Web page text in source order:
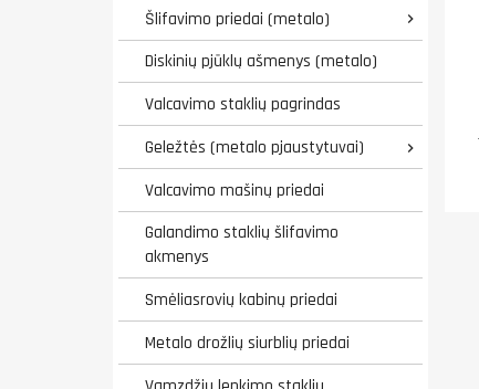
Šlifavimo priedai (metalo) 
Diskinių pjūklų ašmenys (metalo)
Valcavimo staklių pagrindas
Geležtės (metalo pjaustytuvai)

Valcavimo mašinų priedai
Galandimo staklių šlifavimo
akmenys
Smėliasrovių kabinų priedai
Metalo drožlių siurblių priedai